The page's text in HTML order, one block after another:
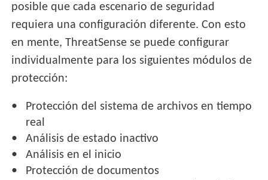
posible que cada escenario de seguridad
requiera una configuración diferente. Con esto
en mente, ThreatSense se puede configurar
individualmente para los siguientes módulos de
protección:
Protección del sistema de archivos en tiempo
real
Análisis de estado inactivo
Análisis en el inicio
Protección de documentos